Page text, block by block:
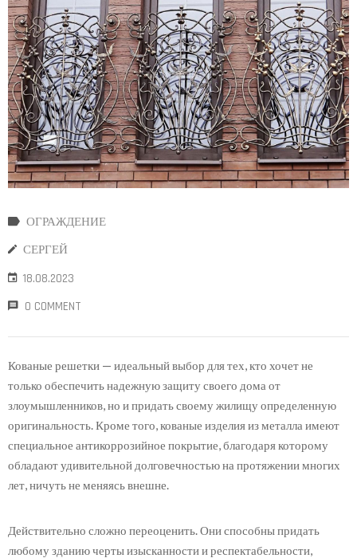
ОГРАЖДЕНИЕ
СЕРГЕЙ
18.08.2023
0 COMMENT
Кованые решетки — идеальный выбор для тех, кто хочет не
только обеспечить надежную защиту своего дома от
злоумышленников, но и придать своему жилищу определенную
оригинальность. Кроме того, кованые изделия из металла имеют
специальное антикоррозийное покрытие, благодаря которому
обладают удивительной долговечностью на протяжении многих
лет, ничуть не меняясь внешне.
Действительно сложно переоценить. Они способны придать
любому зданию черты изысканности и респектабельности,